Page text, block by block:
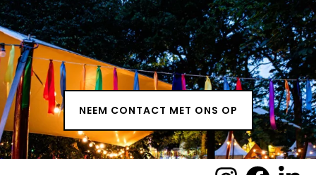
NEEM CONTACT MET ONS OP